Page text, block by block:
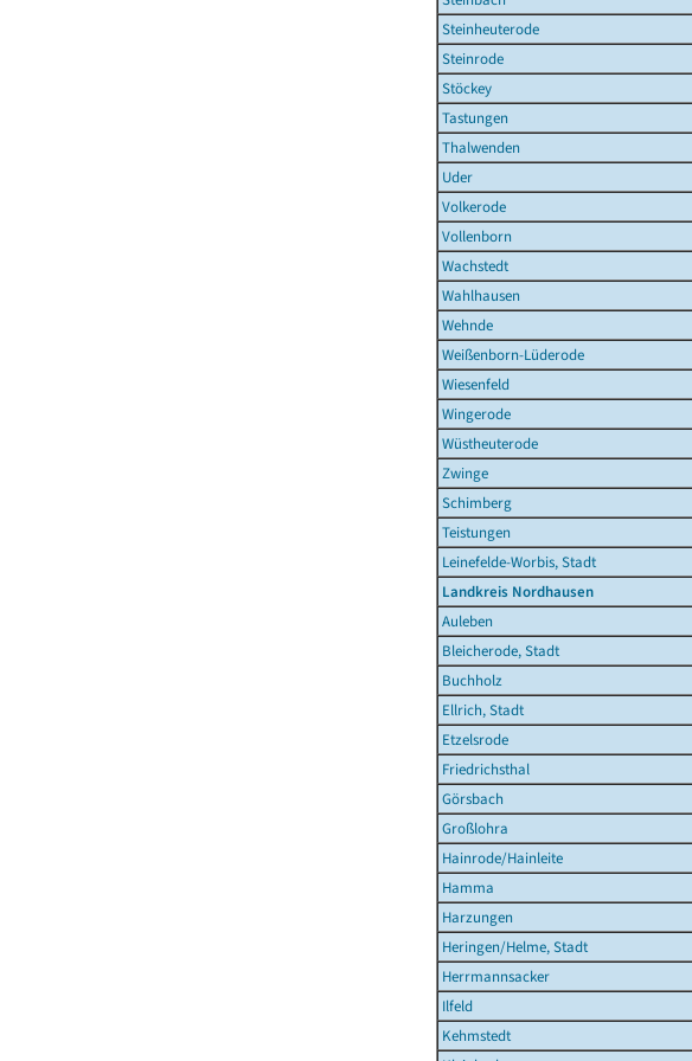
Steinheuterode
Steinrode
Stöckey
Tastungen
Thalwenden
Uder
Volkerode
Vollenborn
Wachstedt
Wahlhausen
Wehnde
Weißenborn-Lüderode
Wiesenfeld
Wingerode
Wüstheuterode
Zwinge
Schimberg
Teistungen
Leinefelde-Worbis, Stadt
Landkreis Nordhausen
Auleben
Bleicherode, Stadt
Buchholz
Ellrich, Stadt
Etzelsrode
Friedrichsthal
Görsbach
Großlohra
Hainrode/Hainleite
Hamma
Harzungen
Heringen/Helme, Stadt
Herrmannsacker
Ilfeld
Kehmstedt